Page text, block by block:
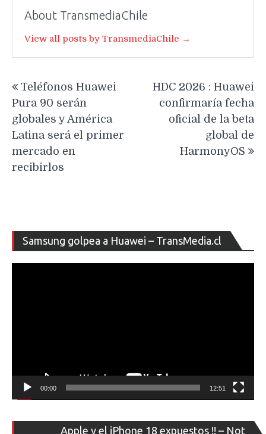
About TransmediaChile
View all posts by TransmediaChile →
de
entradas
Teléfonos Huawei
Pura 90 serán
globales y América
Latina será el primer
mercado en
recibirlos
HDC 2026 : Huawei
confirmaría fecha
oficial de la beta
global de
HarmonyOS
Samsung golpea a Huawei – TransMedia.cl
de
00:00 12:51
Apple y el iPhone 18 expuestos !! – Not